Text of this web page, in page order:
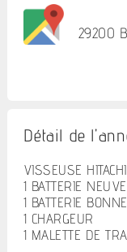
29200
Détail de
VISSEUSE
1 BATTERIE NEUVE
1 BATTERIE
1 CHARGEUR
1 MALETTE DE